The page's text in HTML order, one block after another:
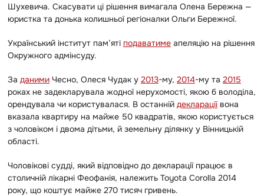
Шухевича. Скасувати ці рішення вимагала Олена Бережна —
юристка та донька колишньої регіоналки Ольги Бережної.
Український інститут пам’яті подаватиме апеляцію на рішення
Окружного адмінсуду.
За даними Чесно, Олеся Чудак у 2013-му, 2014-му та 2015
роках не задекларувала жодної нерухомості, якою б володіла,
орендувала чи користувалася. В останній деклараціївона
вказала квартиру на майже 50 квадратів, якою користується
з чоловіком і двома дітьми, й земельну ділянку у Вінницькій
області.
Чоловікові судді, який відповідно до декларації працює в
столичній лікарні Феофанія, належить Toyota Corolla 2014
року, що коштує майже 270 тисяч гривень.